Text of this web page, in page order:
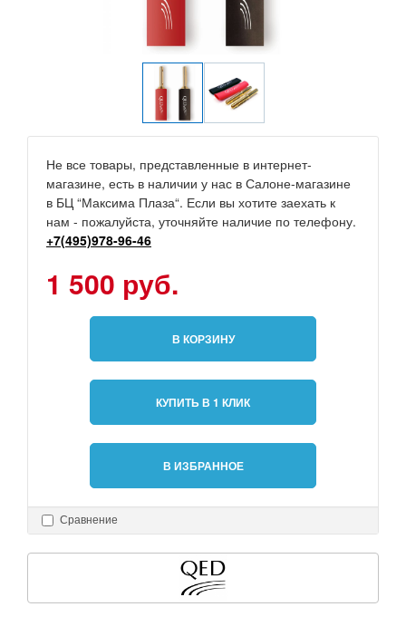
Не все товары, представленные в интернет-
магазине, есть в наличии у нас в Салоне-магазине
в БЦ “Максима Плаза“. Если вы хотите заехать к
нам - пожалуйста, уточняйте наличие по телефону.
+7(495)978-96-46
1 500 руб.
В КОРЗИНУ
КУПИТЬ В 1 КЛИК
В ИЗБРАННОЕ
Сравнение